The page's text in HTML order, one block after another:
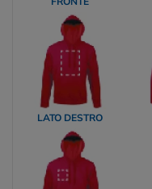
LATO DESTRO